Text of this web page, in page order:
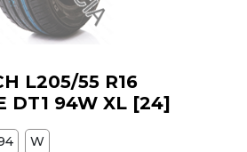
L205/55 R16
DT1 94W XL [24]
94 W